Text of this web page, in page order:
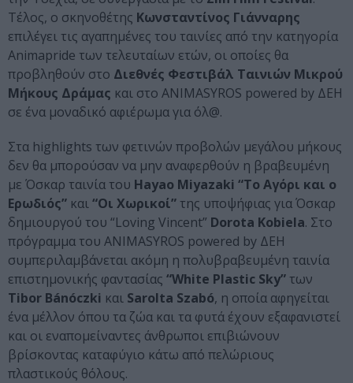
Τέλος, ο σκηνοθέτης Κωνσταντίνος Γιάνναρης
επιλέγει τις αγαπημένες του ταινίες από την κατηγορία
Animapride των τελευταίων ετών, οι οποίες θα
προβληθούν στο Διεθνές Φεστιβάλ Ταινιών Μικρού
Μήκους Δράμας και στο ANIMASYROS powered by ΔΕΗ
σε ένα μοναδικό αφιέρωμα για όλ@.
Στα highlights των φετινών προβολών μεγάλου μήκους
δεν θα μπορούσαν να μην αναφερθούν η βραβευμένη
με Όσκαρ ταινία του Hayao Miyazaki “Το Αγόρι και ο
Ερωδιός” και“Οι Χωρικοί” της υποψήφιας για Όσκαρ
δημιουργού του “Loving Vincent” Dorota Kobiela. Στο
πρόγραμμα του ANIMASYROS powered by ΔΕΗ
συμπεριλαμβάνεται ακόμη η πολυβραβευμένη ταινία
επιστημονικής φαντασίας “White Plastic Sky” των
Tibor Bánóczki και Sarolta Szabó, η οποία αφηγείται
ένα μέλλον όπου τα ζώα και τα φυτά έχουν εξαφανιστεί
και οι εναπομείναντες άνθρωποι επιβιώνουν
βρίσκοντας καταφύγιο κάτω από πελώριους
πλαστικούς θόλους.